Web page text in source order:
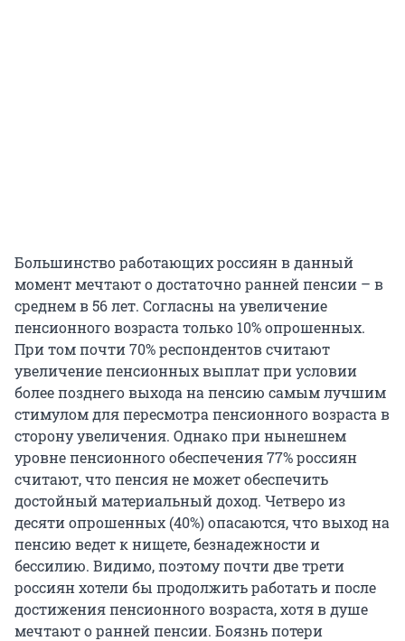
Большинство работающих россиян в данный
момент мечтают о достаточно ранней пенсии – в
среднем в 56 лет. Согласны на увеличение
пенсионного возраста только 10% опрошенных.
При том почти 70% респондентов считают
увеличение пенсионных выплат при условии
более позднего выхода на пенсию самым лучшим
стимулом для пересмотра пенсионного возраста в
сторону увеличения. Однако при нынешнем
уровне пенсионного обеспечения 77% россиян
считают, что пенсия не может обеспечить
достойный материальный доход. Четверо из
десяти опрошенных (40%) опасаются, что выход на
пенсию ведет к нищете, безнадежности и
бессилию. Видимо, поэтому почти две трети
россиян хотели бы продолжить работать и после
достижения пенсионного возраста, хотя в душе
мечтают о ранней пенсии. Боязнь потери